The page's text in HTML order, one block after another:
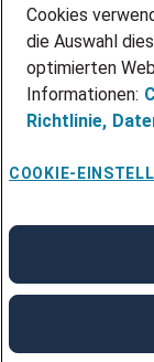
KONTAKT
@Adecco 2026
IMPRESSUM
DATENSCHUTZ
COOKIE-
linkedinFacebook
Cookies
die Auswahl
optimierten
Informationen:
Richtlinie,
COOKIE-